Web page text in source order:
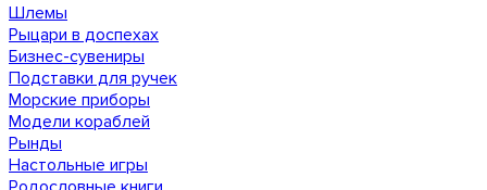
Шлемы
Рыцари в доспехах
Бизнес-сувениры
Подставки для ручек
Морские приборы
Модели кораблей
Рынды
Настольные игры